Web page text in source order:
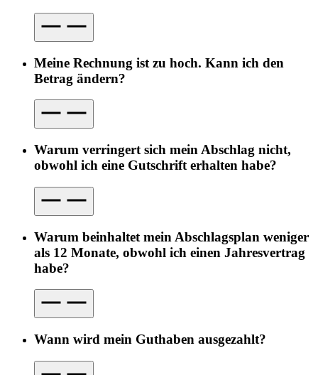
Meine Rechnung ist zu hoch. Kann ich den
Betrag ändern?
Warum verringert sich mein Abschlag nicht,
obwohl ich eine Gutschrift erhalten habe?
Warum beinhaltet mein Abschlagsplan weniger
als 12 Monate, obwohl ich einen Jahresvertrag
habe?
Wann wird mein Guthaben ausgezahlt?